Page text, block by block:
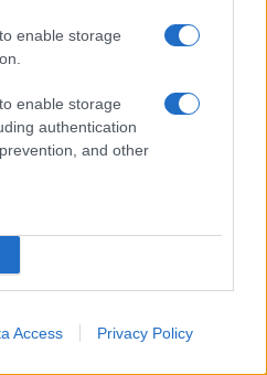
enable storage
enable storage
authentication
and other
Access Privacy Policy
l’arancina
più bello del
lascia senza